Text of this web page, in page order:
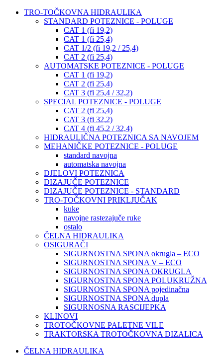
TRO-TOČKOVNA HIDRAULIKA
STANDARD POTEZNICE - POLUGE
CAT 1 (fi 19,2)
CAT 1 (fi 25,4)
CAT 1/2 (fi 19,2 / 25,4)
CAT 2 (fi 25,4)
AUTOMATSKE POTEZNICE - POLUGE
CAT 1 (fi 19,2)
CAT 2 (fi 25,4)
CAT 3 (fi 25,4 / 32,2)
SPECIAL POTEZNICE - POLUGE
CAT 2 (fi 25,4)
CAT 3 (fi 32,2)
CAT 4 (fi 45,2 / 32,4)
HIDRAULIČNA POTEZNICA SA NAVOJEM
MEHANIČKE POTEZNICE - POLUGE
standard navojna
automatska navojna
DJELOVI POTEZNICA
DIZAJUČE POTEZNICE
DIZAJUČE POTEZNICE - STANDARD
TRO-TOČKOVNI PRIKLJUČAK
kuke
navojne rastezajuče ruke
ostalo
ČELNA HIDRAULIKA
OSIGURAČI
SIGURNOSTNA SPONA okrugla – ECO
SIGURNOSTNA SPONA V – ECO
SIGURNOSTNA SPONA OKRUGLA
SIGURNOSTNA SPONA POLUKRUŽNA
SIGURNOSTNA SPONA pojedinačna
SIGURNOSTNA SPONA dupla
SIGURNOSNA RASCIJEPKA
KLINOVI
TROTOČKOVNE PALETNE VILE
TRAKTORSKA TROTOČKOVNA DIZALICA
ČELNA HIDRAULIKA